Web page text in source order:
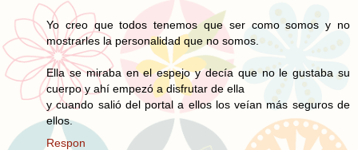
Yo creo que todos tenemos que ser como somos y no
mostrarles la personalidad que no somos.
Ella se miraba en el espejo y decía que no le gustaba su
cuerpo y ahí empezó a disfrutar de ella
y cuando salió del portal a ellos los veían más seguros de
ellos.
Respon